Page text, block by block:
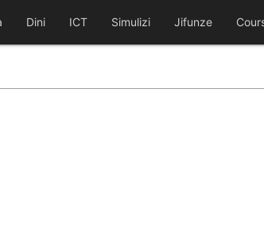
Dini ICT Simulizi Jifunze